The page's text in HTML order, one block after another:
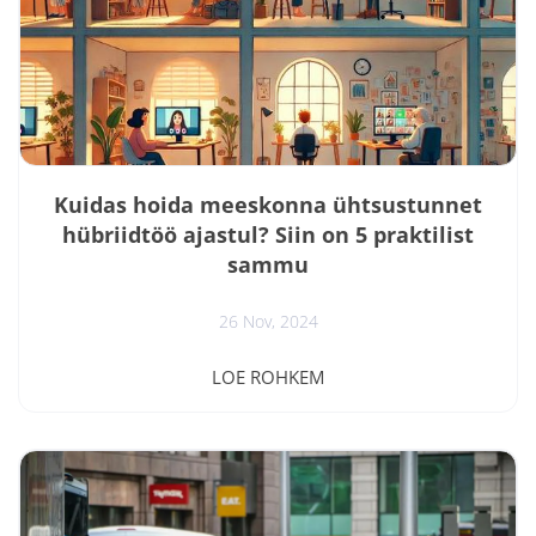
Kuidas hoida meeskonna ühtsustunnet
hübriidtöö ajastul? Siin on 5 praktilist
sammu
26 Nov, 2024
eraldatum, kuigi kõik saavad oma tööga hakkama?
head töösooritust? Kui nii, siis pole sa üksi – paljud
juhid seisavad silmitsi samade hübriid- ja kaugtöö
väljakutsetega. 2020 tõi kaasa enneolematu kaugtöö
LOE ROHKEM